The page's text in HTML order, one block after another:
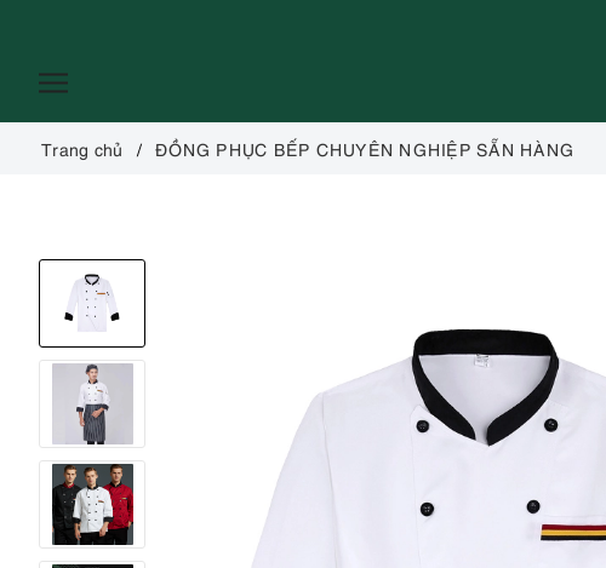
Trang chủ ĐỒNG PHỤC BẾP CHUYÊN NGHIỆP SẴN HÀNG